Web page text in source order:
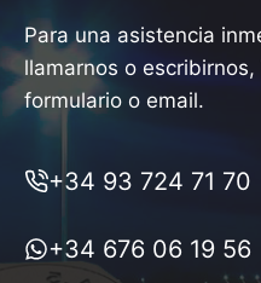
Para una asistencia
llamarnos o
formulario o email.
+34 93 724 71 70
+34 676 06 19 56